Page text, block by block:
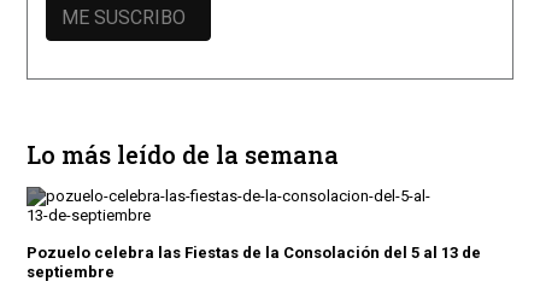
Lo más leído de la semana
Pozuelo celebra las Fiestas de la Consolación del 5 al 13 de
septiembre